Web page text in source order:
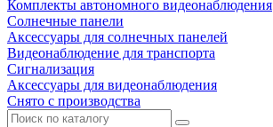
Комплекты автономного видеонаблюдения
Солнечные панели
Аксессуары для солнечных панелей
Видеонаблюдение для транспорта
Сигнализация
Аксессуары для видеонаблюдения
Снято с производства